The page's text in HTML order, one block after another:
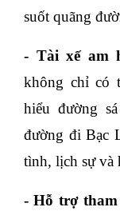
suốt quãng
- Tài xế am
không chỉ có
hiểu đường
đường đi Bạc
tình, lịch sự và
- Hỗ trợ